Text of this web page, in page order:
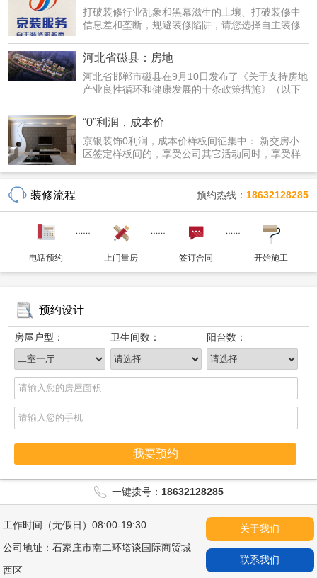
打破装修行业乱象和黑幕滋生的土壤、打破装修中
信息差和垄断，规避装修陷阱，请您选择自主装修
河北省磁县：房地
河北省邯郸市磁县在9月10日发布了《关于支持房地
产业良性循环和健康发展的十条政策措施》（以下
“0”利润，成本价
京银装饰0利润，成本价样板间征集中： 新交房小
区签定样板间的，享受公司其它活动同时，享受样
装修流程 预约热线： 18632128285
电话预约 上门量房 签订合同 开始施工
预约设计
房屋户型： 卫生间数： 阳台数：
我要预约
一键拨号： 18632128285
工作时间（无假日）08:00-19:30
公司地址：石家庄市南二环塔谈国际商贸城
西区
关于我们
联系我们